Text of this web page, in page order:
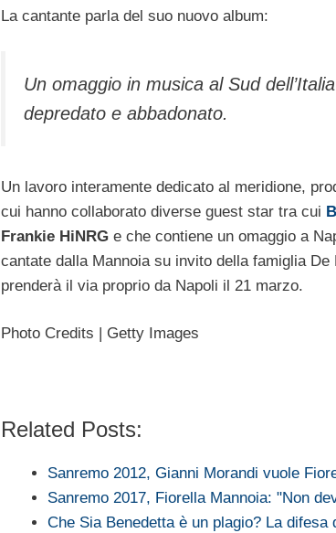
La cantante parla del suo nuovo album:
Un omaggio in musica al Sud
depredato e abbadonato.
Un lavoro interamente dedicato al meridione,
cui hanno collaborato diverse guest star tra cui
Frankie HiNRG e che contiene un omaggio a
cantate dalla Mannoia su invito della famiglia
prenderà il via proprio da Napoli il 21 marzo.
Photo Credits | Getty Images
Related Posts:
Sanremo 2012, Gianni Morandi vuole
Sanremo 2017, Fiorella Mannoia: "Non
Che Sia Benedetta è un plagio? La